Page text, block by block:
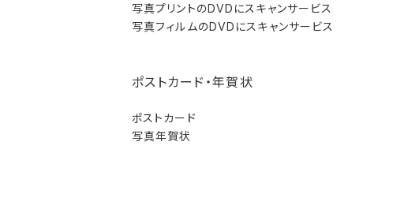
写真プリントのDVDにスキャンサービス
写真フィルムのDVDにスキャンサービス
ポストカード・年賀状
ポストカード
写真年賀状